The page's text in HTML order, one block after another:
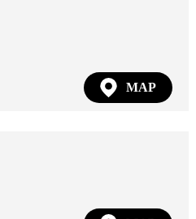
MAP